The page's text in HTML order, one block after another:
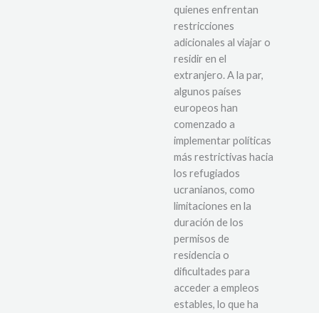
quienes enfrentan
restricciones
adicionales al viajar o
residir en el
extranjero. A la par,
algunos países
europeos han
comenzado a
implementar políticas
más restrictivas hacia
los refugiados
ucranianos, como
limitaciones en la
duración de los
permisos de
residencia o
dificultades para
acceder a empleos
estables, lo que ha